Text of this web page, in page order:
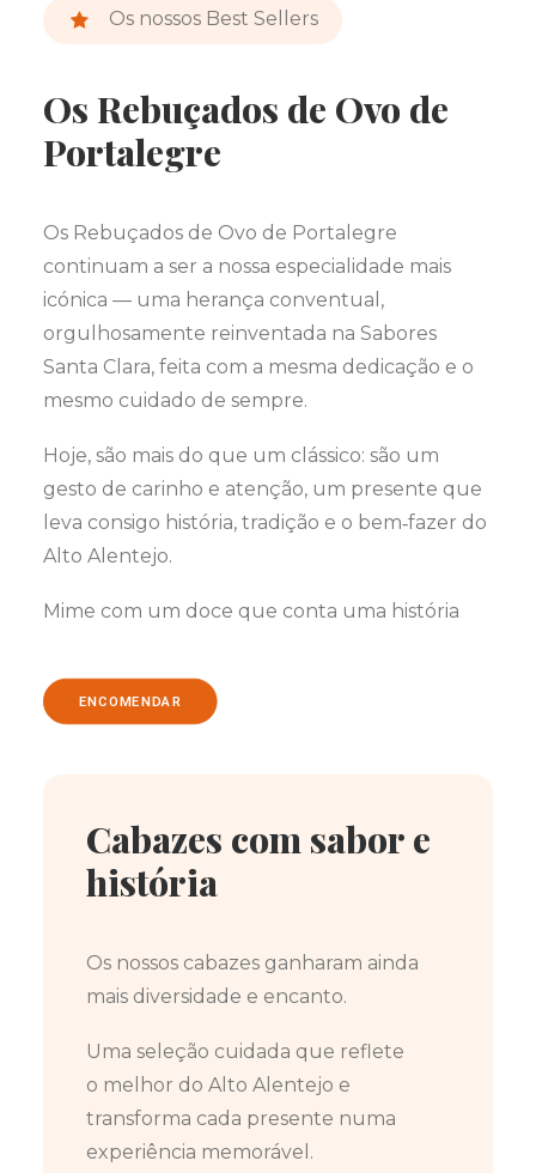
Os nossos Best Sellers
Os Rebuçados de Ovo de
Portalegre
Os Rebuçados de Ovo de Portalegre
continuam a ser a nossa especialidade mais
icónica — uma herança conventual,
orgulhosamente reinventada na Sabores
Santa Clara, feita com a mesma dedicação e o
mesmo cuidado de sempre.
Hoje, são mais do que um clássico: são um
gesto de carinho e atenção, um presente que
leva consigo história, tradição e o bem‑fazer do
Alto Alentejo.
Mime com um doce que conta uma história
ENCOMENDAR
Cabazes com sabor e
história
Os nossos cabazes ganharam ainda
mais diversidade e encanto.
Uma seleção cuidada que reflete
o melhor do Alto Alentejo e
transforma cada presente numa
experiência memorável.